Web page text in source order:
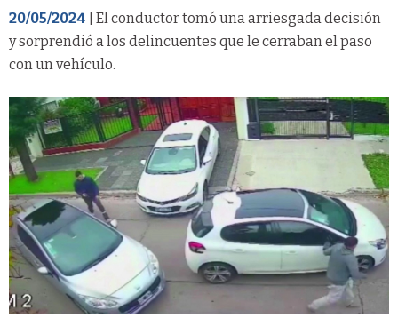
20/05/2024 | El conductor tomó una arriesgada decisión
y sorprendió a los delincuentes que le cerraban el paso
con un vehículo.